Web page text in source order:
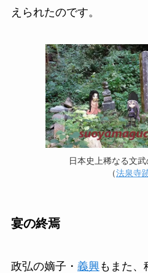
えられたのです。
日本史上稀なる文
（法泉寺
宴の終焉
政弘の嫡子・ 義興もまた、